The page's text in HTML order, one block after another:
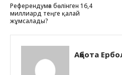
Референдумға бөлінген 16,4
миллиард теңге қалай
жұмсалады?
Ақбота